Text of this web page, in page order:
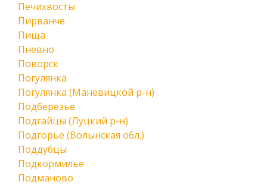
Печихвосты
Пирванче
Пища
Пневно
Поворск
Погулянка
Погулянка (Маневицкой р-н)
Подберезье
Подгайцы (Луцкий р-н)
Подгорье (Волынская обл.)
Поддубцы
Подкормилье
Подманово